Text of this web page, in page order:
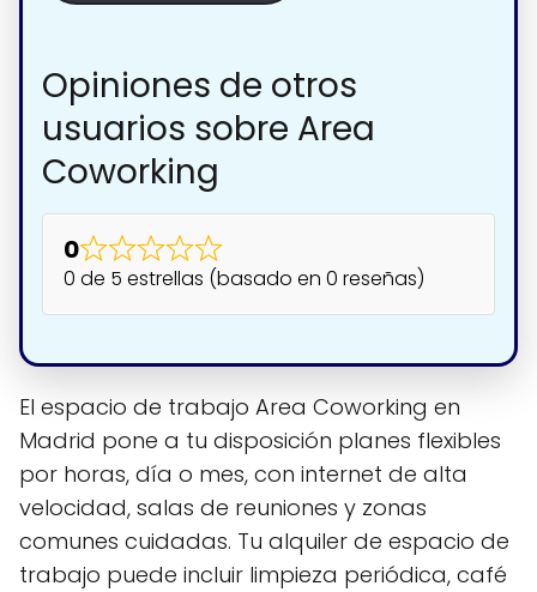
Opiniones de otros
usuarios sobre Area
Coworking
0
0 de 5 estrellas (basado en 0 reseñas)
El espacio de trabajo Area Coworking en
Madrid pone a tu disposición planes flexibles
por horas, día o mes, con internet de alta
velocidad, salas de reuniones y zonas
comunes cuidadas. Tu alquiler de espacio de
trabajo puede incluir limpieza periódica, café